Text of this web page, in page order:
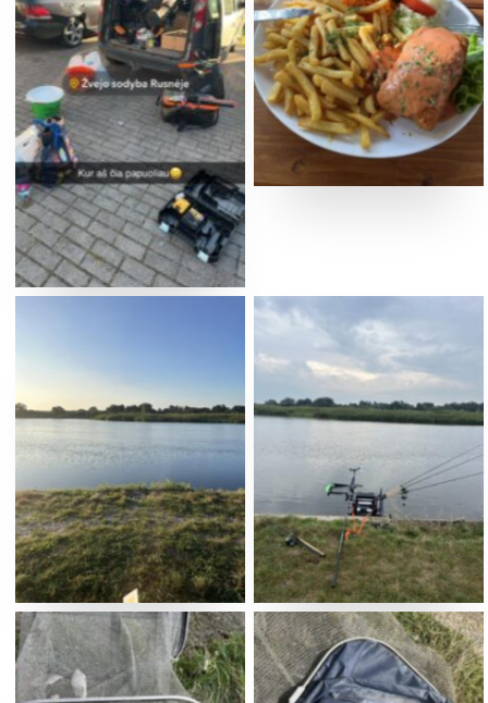
No Caption
No Caption
No Caption No Caption